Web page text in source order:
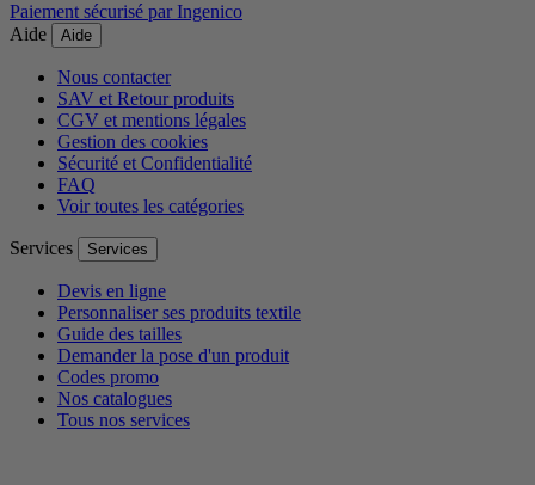
Paiement sécurisé par Ingenico
Aide
Aide
Nous contacter
SAV et Retour produits
CGV et mentions légales
Gestion des cookies
Sécurité et Confidentialité
FAQ
Voir toutes les catégories
Services Services
Devis en ligne
Personnaliser ses produits textile
Guide des tailles
Demander la pose d'un produit
Codes promo
Nos catalogues
Tous nos services